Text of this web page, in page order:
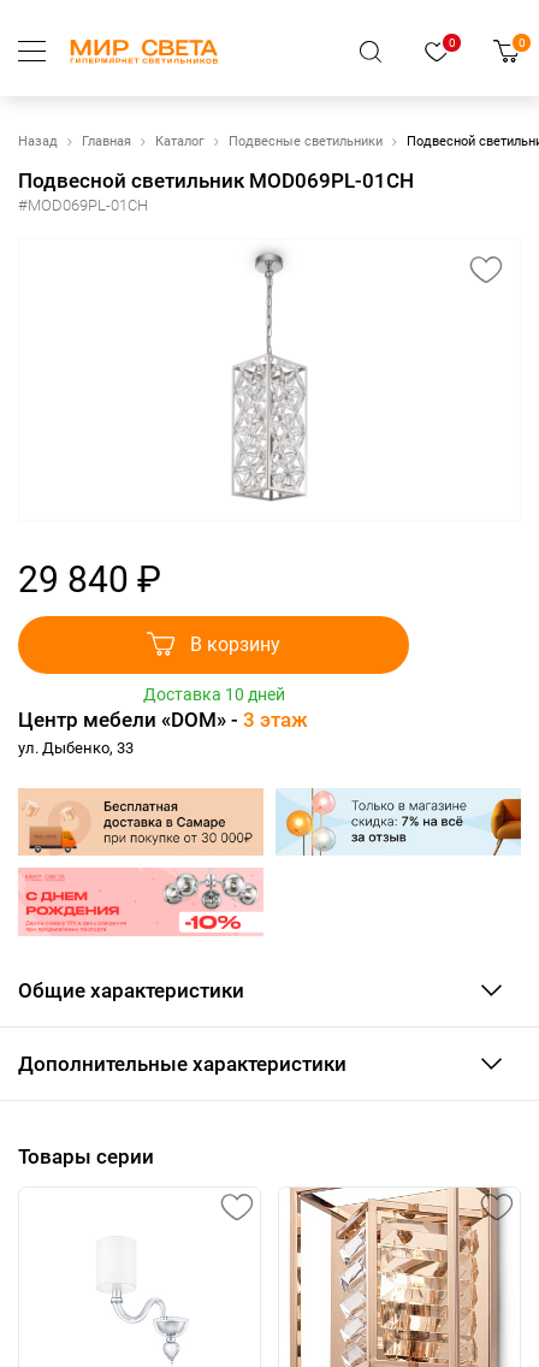
0 0
Назад Главная Каталог Подвесные светильники Подвесной
Подвесной светильник MOD069PL-01CH
#MOD069PL-01CH
29 840 ₽
В корзину
Доставка 10 дней
Центр мебели «DOM» - 3 этаж
ул. Дыбенко, 33
Общие характеристики
Дополнительные характеристики
Товары серии